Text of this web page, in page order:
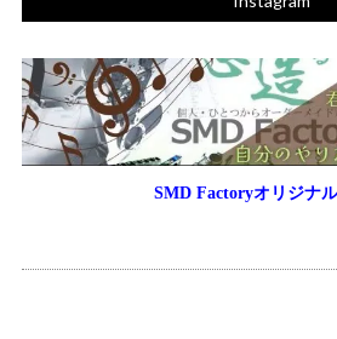
SMD Factoryオリジナ